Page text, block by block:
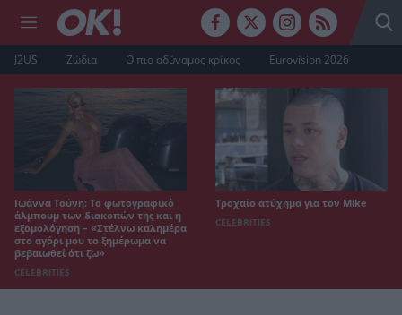
J2US Ζώδια Ο πιο αδύναμος κρίκος Eurovision 2026
Ιωάννα Τούνη: Το φωτογραφικό
άλμπουμ των διακοπών της και η
εξομολόγηση – «Στέλνω καλημέρα
στο αγόρι μου το ξημέρωμα να
βεβαιωθεί ότι ζω»
CELEBRITIES
Τροχαίο ατύχημα για τον Mike
CELEBRITIES